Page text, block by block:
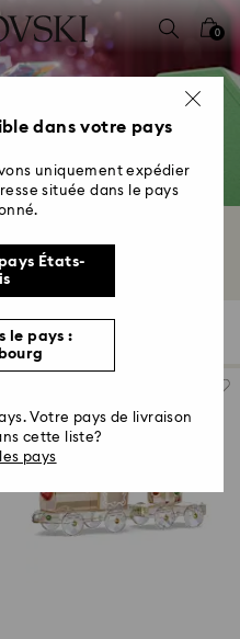
0
de Noël
Noël Swarovski. Des décorations
Filtres
Filtres
dans votre pays
uniquement expédier
située dans le pays
États-
le pays :
Votre pays de livraison
cette liste?
pays